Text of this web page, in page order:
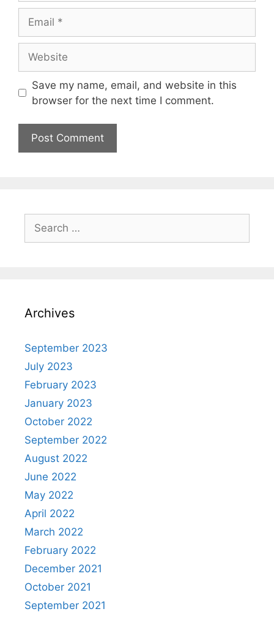
Save my name, email, and website in this
browser for the next time I comment.
Archives
September 2023
July 2023
February 2023
January 2023
October 2022
September 2022
August 2022
June 2022
May 2022
April 2022
March 2022
February 2022
December 2021
October 2021
September 2021